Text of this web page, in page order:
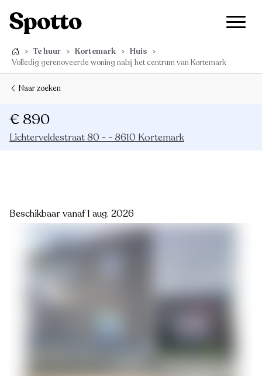
> Te huur > Kortemark > Huis >
Volledig gerenoveerde woning nabij het centrum van Kortemark
Naar zoeken
€ 890
Lichterveldestraat 80 - - 8610 Kortemark
Beschikbaar vanaf 1 aug. 2026